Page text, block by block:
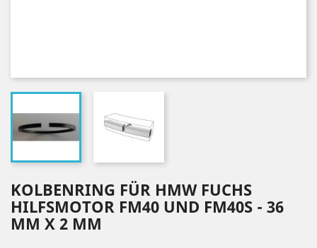
KOLBENRING FÜR HMW FUCHS
HILFSMOTOR FM40 UND FM40S - 36
MM X 2 MM